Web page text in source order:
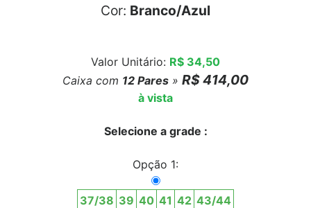
Cor: Branco/Azul
Valor Unitário: R$ 34,50
Caixa com 12 Pares » R$ 414,00
à vista
Selecione a grade :
Opção 1:
37/38 39 40 41 42 43/44